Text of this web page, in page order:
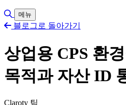
검색 토글
메뉴
블로그로 돌아가기
상업용 CPS 환
목적과 자산 ID
Claroty 팀